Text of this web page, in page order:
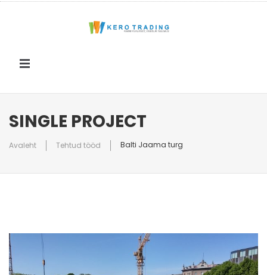
TOOTEGRUPID
KONTAKT
SINGLE PROJECT
Avaleht Tehtud tööd Balti Jaama turg